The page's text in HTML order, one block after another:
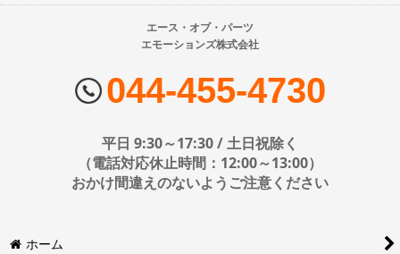
※配送業者の状況により荷物に遅延が生じる場合もございますので
ヤマト運輸・佐川急便・日本郵便・西濃運輸を使用しております。
配送会社はお選びいただけません。
時間指定は下記の通りです。
日時指定は4日後以降の指定となります。それ以前の日時指定をご希
エース・オブ・パーツ
エモーションズ株式会社
044-455-4730
平日 9:30～17:30 / 土日祝除く
（電話対応休止時間：12:00～13:00）
おかけ間違えのないようご注意ください
ホーム